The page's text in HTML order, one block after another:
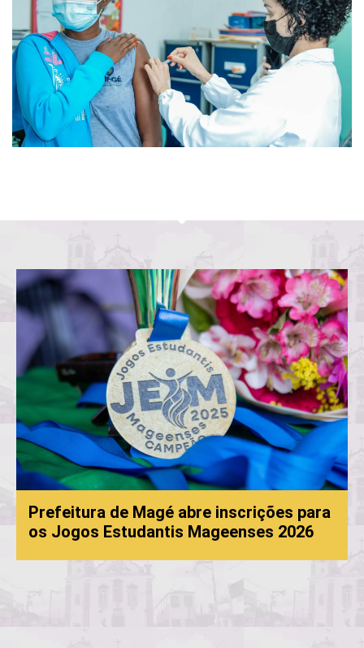
Prefeitura de Magé abre inscrições para
os Jogos Estudantis Mageenses 2026